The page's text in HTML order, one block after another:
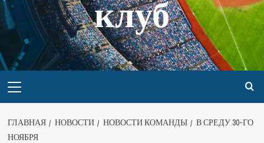
клуб
ГЛАВНАЯ НОВОСТИ НОВОСТИ КОМАНДЫ
В СРЕДУ 30-ГО
НОЯБРЯ